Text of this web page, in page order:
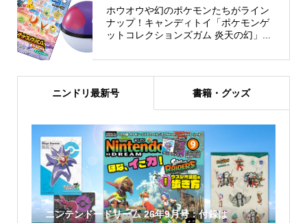
ホウオウや幻のポケモンたちがライン
ナップ！キャンディトイ「ポケモンゲ
ットコレクションズガム 炎天の幻」...
ニンドリ最新号 書籍・グッズ
ニンテンドードリーム 26年9月号：付録は